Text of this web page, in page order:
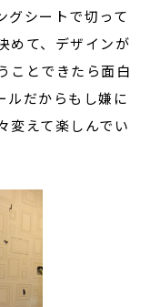
グシートで切って
めて、デザインが
ことできたら面白
ルだからもし嫌に
変えて楽しんでい